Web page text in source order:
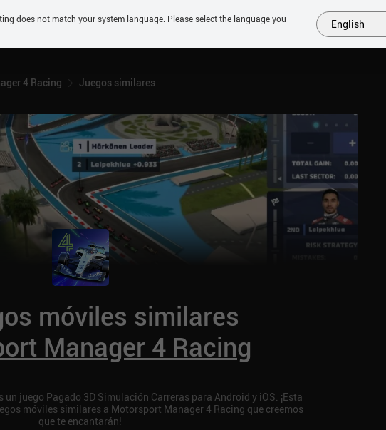
PRÓXIMOS SIMILARES COLECCIONES TOP
4 Racing Juegos similares
móviles similares
Manager 4 Racing
juego Pagado 3D Simulación Carreras para Android y iOS. ¡Esta
móviles similares a Motorsport Manager 4 Racing que creemos
que te encantarán!
does not match your system language. Please select the language you
English